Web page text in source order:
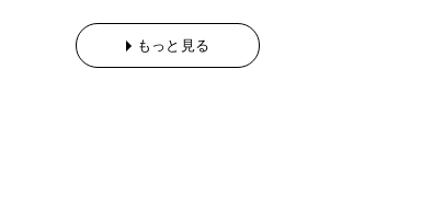
DANCE コラーゲンゲルトナーパッ
ド 「うるおいを与えながら肌をやわ
らかく整える保湿ケアパッド」 ゲル
わじわ熱を伝える方式です。急激な
熱さを感じにくく、痛みや肌への負
担を抑えやすいのが嬉しいポイン
りたいけど、痛いのはイヤだし、通
う時間もない…」医療脱毛にそんな
ハードルを感じていませんか？エミ
ン｜上品なピンクベージュ 黄みを抑
えたクリーミーなピンクベージュ。
ほんのり青みを感じる絶妙なカラー
でいてパサついているので > オイル
は必需品です > > 少しとろみがある
・選べるe-GIFT・Amazonギフト
券・ドットマネーなどに交換できる
・トラミー会員なら無料で利用でき
もっと見る